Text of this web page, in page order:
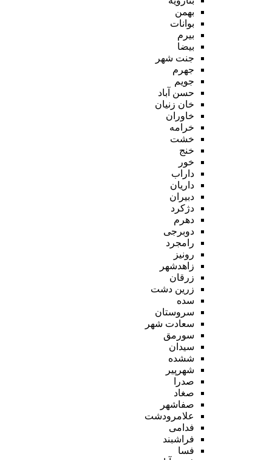
بهمن
بوانات
بیرم
بیضا
جنت شهر
جهرم
جویم
حسن آباد
خان زنیان
خاوران
خرامه
خشت
خنج
خور
داراب
داریان
دبیران
دژکرد
دهرم
دوبرجی
رامجرد
رونیز
زاهدشهر
زرقان
زرین دشت
سده
سروستان
سعادت شهر
سورمق
سیدان
ششده
شهرپیر
صدرا
صغاد
صفاشهر
علامرودشت
فدامی
فراشبند
فسا